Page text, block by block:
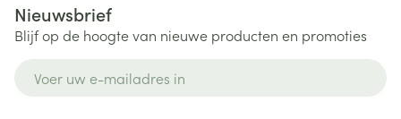
Nieuwsbrief
Blijf op de hoogte van nieuwe producten en promoties